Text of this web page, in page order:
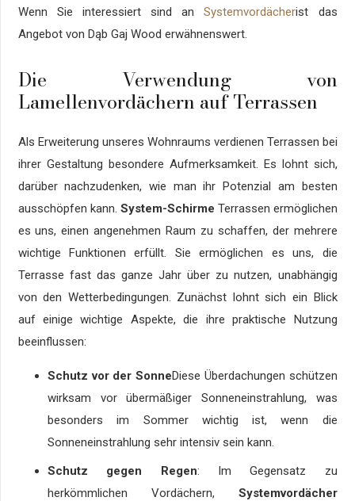
Wenn Sie interessiert sind anSystemvordächerist das
Angebot von Dąb Gaj Wood erwähnenswert.
Die Verwendung von
Lamellenvordächern auf Terrassen
Als Erweiterung unseres Wohnraums verdienen Terrassen bei
ihrer Gestaltung besondere Aufmerksamkeit. Es lohnt sich,
darüber nachzudenken, wie man ihr Potenzial am besten
ausschöpfen kann. System-Schirme Terrassen ermöglichen
es uns, einen angenehmen Raum zu schaffen, der mehrere
wichtige Funktionen erfüllt. Sie ermöglichen es uns, die
Terrasse fast das ganze Jahr über zu nutzen, unabhängig
von den Wetterbedingungen. Zunächst lohnt sich ein Blick
auf einige wichtige Aspekte, die ihre praktische Nutzung
beeinflussen:
Schutz vor der SonneDiese Überdachungen schützen
wirksam vor übermäßiger Sonneneinstrahlung, was
besonders im Sommer wichtig ist, wenn die
Sonneneinstrahlung sehr intensiv sein kann.
Schutz gegen Regen: Im Gegensatz zu
herkömmlichen Vordächern, Systemvordächer